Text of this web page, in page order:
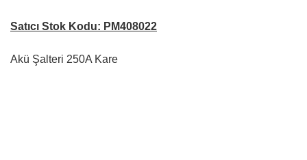
Satıcı Stok Kodu: PM408022
Akü Şalteri 250A Kare
Bu ürünün fiyat bilgisi, resim, ürün açıklamalarında ve diğer